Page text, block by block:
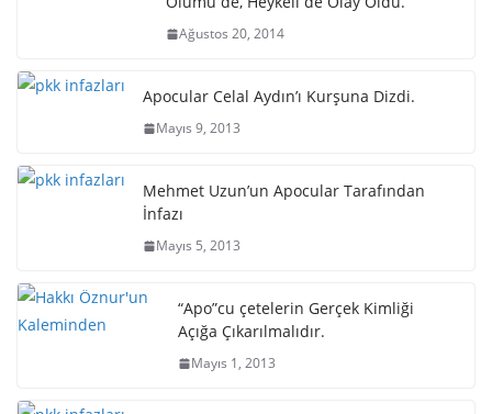
Ağustos 20, 2014
Apocular Celal Aydın’ı Kurşuna Dizdi.
Mayıs 9, 2013
Mehmet Uzun’un Apocular Tarafından
İnfazı
Mayıs 5, 2013
“Apo”cu çetelerin Gerçek Kimliği
Açığa Çıkarılmalıdır.
Mayıs 1, 2013